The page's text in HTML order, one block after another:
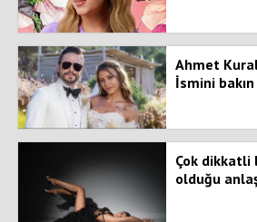
Ahmet
İsmini
Çok dikkatli
olduğu